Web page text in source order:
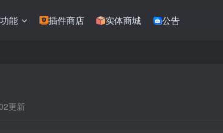
能 插件商店 实体商城 公告
更新